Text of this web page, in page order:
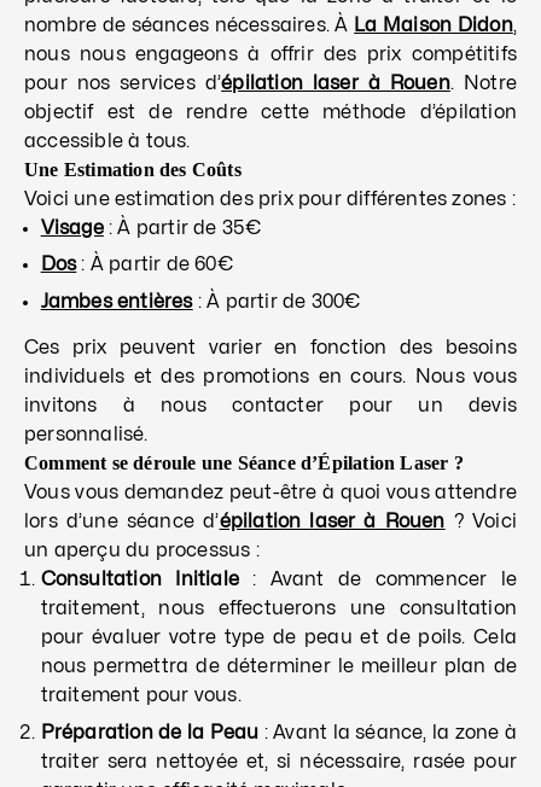
nombre de séances nécessaires. À La Maison Didon,
nous nous engageons à offrir des prix compétitifs
pour nos services d’épilation laser à Rouen. Notre
objectif est de rendre cette méthode d’épilation
accessible à tous.
Une Estimation des Coûts
Voici une estimation des prix pour différentes zones :
Visage: À partir de 35€
Dos: À partir de 60€
Jambes entières: À partir de 300€
Ces prix peuvent varier en fonction des besoins
individuels et des promotions en cours. Nous vous
invitons à nous contacter pour un devis
personnalisé.
Comment se déroule une Séance d’Épilation Laser ?
Vous vous demandez peut-être à quoi vous attendre
lors d’une séance d’épilation laser à Rouen ? Voici
un aperçu du processus :
Consultation Initiale: Avant de commencer le
traitement, nous effectuerons une consultation
pour évaluer votre type de peau et de poils. Cela
nous permettra de déterminer le meilleur plan de
traitement pour vous.
Préparation de la Peau : Avant la séance, la zone à
traiter sera nettoyée et, si nécessaire, rasée pour